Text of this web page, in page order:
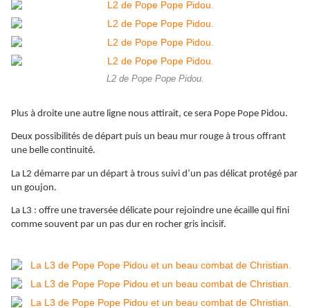
L2 de Pope Pope Pidou.
Plus à droite une autre ligne nous attirait, ce sera Pope Pope Pidou.
Deux possibilités de départ puis un beau mur rouge à trous offrant
une belle continuité.
La L2 démarre par un départ à trous suivi d’un pas délicat protégé par
un goujon.
La L3 : offre une traversée délicate pour rejoindre une écaille qui fini
comme souvent par un pas dur en rocher gris incisif.